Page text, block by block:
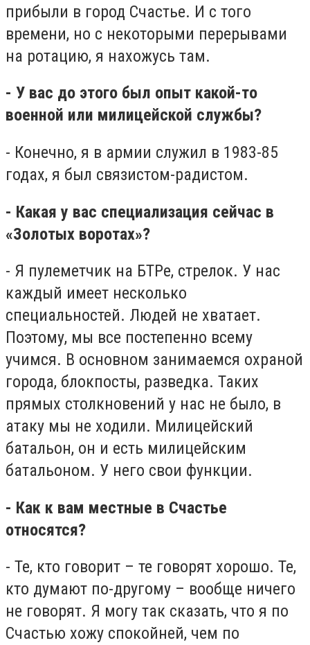
прибыли в город Счастье. И с того
времени, но с некоторыми перерывами
на ротацию, я нахожусь там.
- У вас до этого был опыт какой-то
военной или милицейской службы?
- Конечно, я в армии служил в 1983-85
годах, я был связистом-радистом.
- Какая у вас специализация сейчас в
«Золотых воротах»?
- Я пулеметчик на БТРе, стрелок. У нас
каждый имеет несколько
специальностей. Людей не хватает.
Поэтому, мы все постепенно всему
учимся. В основном занимаемся охраной
города, блокпосты, разведка. Таких
прямых столкновений у нас не было, в
атаку мы не ходили. Милицейский
батальон, он и есть милицейским
батальоном. У него свои функции.
- Как к вам местные в Счастье
относятся?
- Те, кто говорит – те говорят хорошо. Те,
кто думают по-другому – вообще ничего
не говорят. Я могу так сказать, что я по
Счастью хожу спокойней, чем по